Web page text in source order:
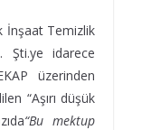
İnşaat Temizlik
Şti.ye idarece
üzerinden
“Aşırı düşük
“Bu mektup